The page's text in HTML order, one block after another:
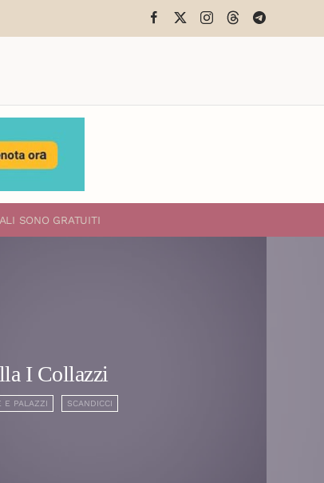
SONO GRATUITI
I Collazzi
E PALAZZI SCANDICCI